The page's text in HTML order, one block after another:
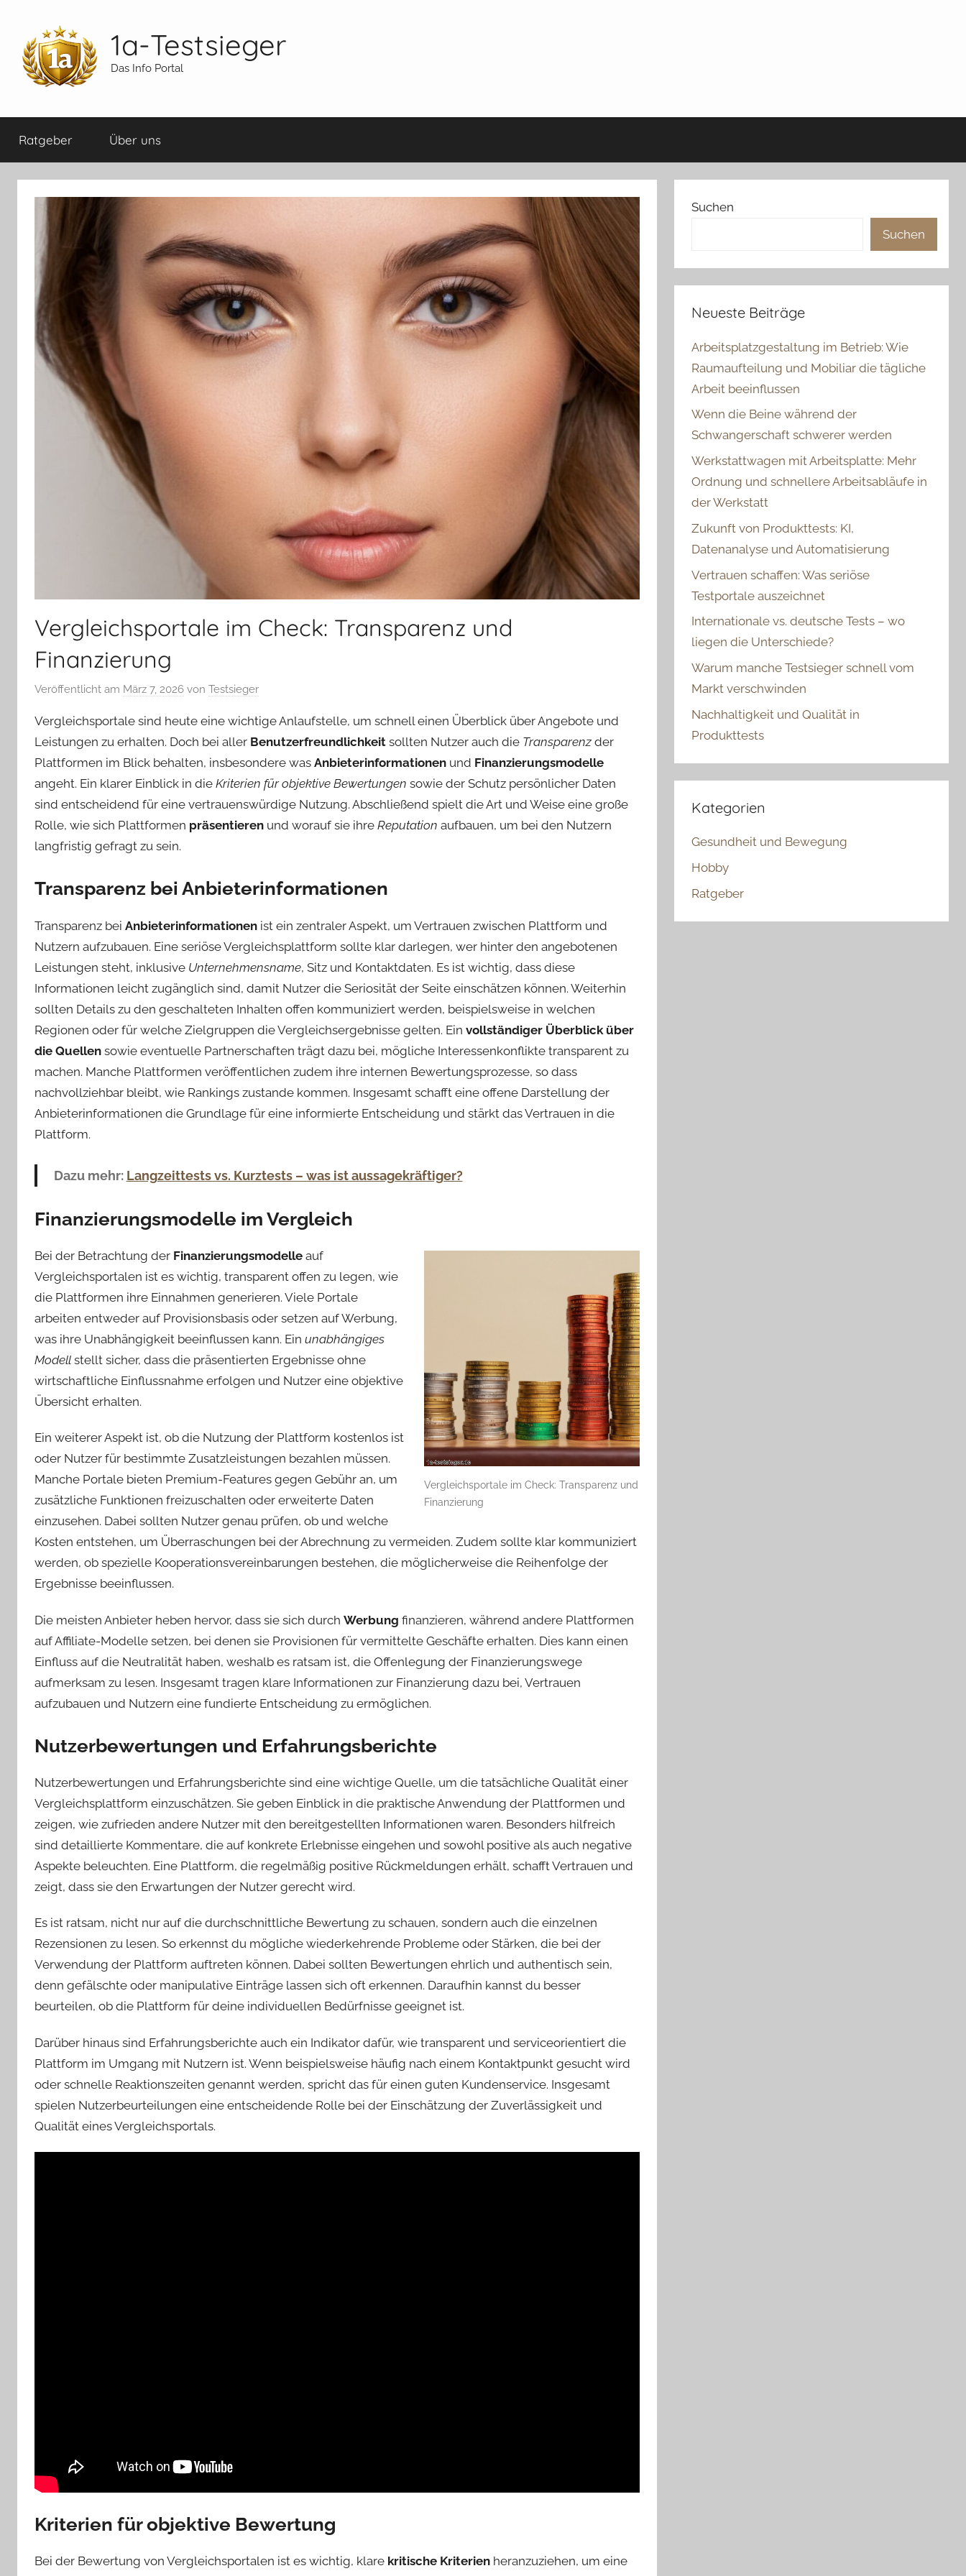
springen
1a-Testsieger
Das Info Portal
Ratgeber Über uns
Vergleichsportale im Check: Transparenz und
Finanzierung
Veröffentlicht am März 7, 2026 von Testsieger
Vergleichsportale sind heute eine wichtige Anlaufstelle, um schnell einen Überblick über Angebote und
Leistungen zu erhalten. Doch bei aller Benutzerfreundlichkeit sollten Nutzer auch die Transparenz der
Plattformen im Blick behalten, insbesondere was Anbieterinformationen und Finanzierungsmodelle
angeht. Ein klarer Einblick in die Kriterien für objektive Bewertungen sowie der Schutz persönlicher Daten
sind entscheidend für eine vertrauenswürdige Nutzung. Abschließend spielt die Art und Weise eine große
Rolle, wie sich Plattformen präsentieren und worauf sie ihre Reputation aufbauen, um bei den Nutzern
langfristig gefragt zu sein.
Transparenz bei Anbieterinformationen
Transparenz bei Anbieterinformationen ist ein zentraler Aspekt, um Vertrauen zwischen Plattform und
Nutzern aufzubauen. Eine seriöse Vergleichsplattform sollte klar darlegen, wer hinter den angebotenen
Leistungen steht, inklusive Unternehmensname, Sitz und Kontaktdaten. Es ist wichtig, dass diese
Informationen leicht zugänglich sind, damit Nutzer die Seriosität der Seite einschätzen können. Weiterhin
sollten Details zu den geschalteten Inhalten offen kommuniziert werden, beispielsweise in welchen
Regionen oder für welche Zielgruppen die Vergleichsergebnisse gelten. Ein vollständiger Überblick über
die Quellen sowie eventuelle Partnerschaften trägt dazu bei, mögliche Interessenkonflikte transparent zu
machen. Manche Plattformen veröffentlichen zudem ihre internen Bewertungsprozesse, so dass
nachvollziehbar bleibt, wie Rankings zustande kommen. Insgesamt schafft eine offene Darstellung der
Anbieterinformationen die Grundlage für eine informierte Entscheidung und stärkt das Vertrauen in die
Plattform.
Dazu mehr: Langzeittests vs. Kurztests – was ist aussagekräftiger?
Finanzierungsmodelle im Vergleich
Vergleichsportale im Check: Transparenz und
Finanzierung
Bei der Betrachtung der Finanzierungsmodelle auf
Vergleichsportalen ist es wichtig, transparent offen zu legen, wie
die Plattformen ihre Einnahmen generieren. Viele Portale
arbeiten entweder auf Provisionsbasis oder setzen auf Werbung,
was ihre Unabhängigkeit beeinflussen kann. Ein unabhängiges
Modell stellt sicher, dass die präsentierten Ergebnisse ohne
wirtschaftliche Einflussnahme erfolgen und Nutzer eine objektive
Übersicht erhalten.
Ein weiterer Aspekt ist, ob die Nutzung der Plattform kostenlos ist
oder Nutzer für bestimmte Zusatzleistungen bezahlen müssen.
Manche Portale bieten Premium-Features gegen Gebühr an, um
zusätzliche Funktionen freizuschalten oder erweiterte Daten
einzusehen. Dabei sollten Nutzer genau prüfen, ob und welche
Kosten entstehen, um Überraschungen bei der Abrechnung zu vermeiden. Zudem sollte klar kommuniziert
werden, ob spezielle Kooperationsvereinbarungen bestehen, die möglicherweise die Reihenfolge der
Ergebnisse beeinflussen.
Die meisten Anbieter heben hervor, dass sie sich durch Werbung finanzieren, während andere Plattformen
auf Affiliate-Modelle setzen, bei denen sie Provisionen für vermittelte Geschäfte erhalten. Dies kann einen
Einfluss auf die Neutralität haben, weshalb es ratsam ist, die Offenlegung der Finanzierungswege
aufmerksam zu lesen. Insgesamt tragen klare Informationen zur Finanzierung dazu bei, Vertrauen
aufzubauen und Nutzern eine fundierte Entscheidung zu ermöglichen.
Nutzerbewertungen und Erfahrungsberichte
Nutzerbewertungen und Erfahrungsberichte sind eine wichtige Quelle, um die tatsächliche Qualität einer
Vergleichsplattform einzuschätzen. Sie geben Einblick in die praktische Anwendung der Plattformen und
zeigen, wie zufrieden andere Nutzer mit den bereitgestellten Informationen waren. Besonders hilfreich
sind detaillierte Kommentare, die auf konkrete Erlebnisse eingehen und sowohl positive als auch negative
Aspekte beleuchten. Eine Plattform, die regelmäßig positive Rückmeldungen erhält, schafft Vertrauen und
zeigt, dass sie den Erwartungen der Nutzer gerecht wird.
Es ist ratsam, nicht nur auf die durchschnittliche Bewertung zu schauen, sondern auch die einzelnen
Rezensionen zu lesen. So erkennst du mögliche wiederkehrende Probleme oder Stärken, die bei der
Verwendung der Plattform auftreten können. Dabei sollten Bewertungen ehrlich und authentisch sein,
denn gefälschte oder manipulative Einträge lassen sich oft erkennen. Daraufhin kannst du besser
beurteilen, ob die Plattform für deine individuellen Bedürfnisse geeignet ist.
Darüber hinaus sind Erfahrungsberichte auch ein Indikator dafür, wie transparent und serviceorientiert die
Plattform im Umgang mit Nutzern ist. Wenn beispielsweise häufig nach einem Kontaktpunkt gesucht wird
oder schnelle Reaktionszeiten genannt werden, spricht das für einen guten Kundenservice. Insgesamt
spielen Nutzerbeurteilungen eine entscheidende Rolle bei der Einschätzung der Zuverlässigkeit und
Qualität eines Vergleichsportals.
Kriterien für objektive Bewertung
Bei der Bewertung von Vergleichsportalen ist es wichtig, klare kritische Kriterien heranzuziehen, um eine
Suchen
Suchen
Neueste Beiträge
Arbeitsplatzgestaltung im Betrieb: Wie
Raumaufteilung und Mobiliar die tägliche
Arbeit beeinflussen
Wenn die Beine während der
Schwangerschaft schwerer werden
Werkstattwagen mit Arbeitsplatte: Mehr
Ordnung und schnellere Arbeitsabläufe in
der Werkstatt
Zukunft von Produkttests: KI,
Datenanalyse und Automatisierung
Vertrauen schaffen: Was seriöse
Testportale auszeichnet
Internationale vs. deutsche Tests – wo
liegen die Unterschiede?
Warum manche Testsieger schnell vom
Markt verschwinden
Nachhaltigkeit und Qualität in
Produkttests
Kategorien
Gesundheit und Bewegung
Hobby
Ratgeber